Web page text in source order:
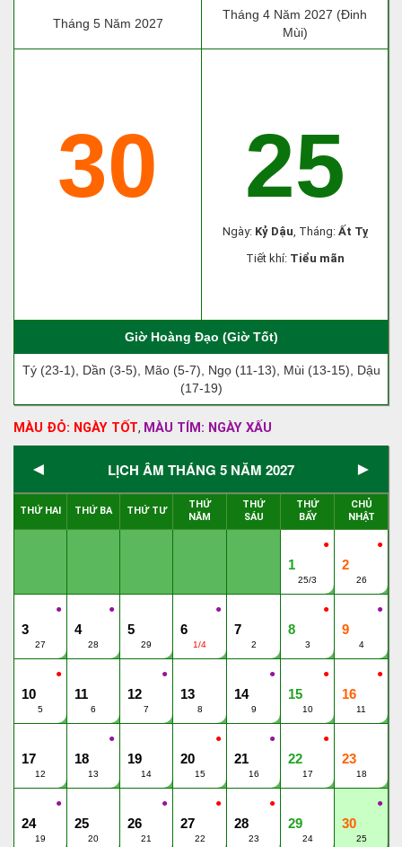
Tháng 5 Năm 2027
Tháng 4 Năm 2027 (Đinh
Mùi)
30 25
Ngày: Kỷ Dậu, Tháng: Ất Tỵ
Tiết khí: Tiểu mãn
Giờ Hoàng Đạo (Giờ Tốt)
Tý (23-1), Dần (3-5), Mão (5-7), Ngọ (11-13), Mùi (13-15), Dậu
(17-19)
MÀU ĐỎ: NGÀY TỐT, MÀU TÍM: NGÀY XẤU
◄ LỊCH ÂM THÁNG 5 NĂM 2027 ►
THỨ HAI THỨ BA THỨ TƯ
THỨ
NĂM
THỨ
SÁU
THỨ
BẨY
CHỦ
NHẬT
●
1
25/3
●
2
26
●
3
27
●
4
28
5
29
●
6
1/4
7
2
●
8
3
●
9
4
●
10
5
11
6
●
12
7
13
8
●
14
9
●
15
10
●
16
11
17
12
●
18
13
19
14
●
20
15
●
21
16
●
22
17
23
18
●
24
19
25
20
●
26
21
●
27
22
●
28
23
29
24
●
30
25